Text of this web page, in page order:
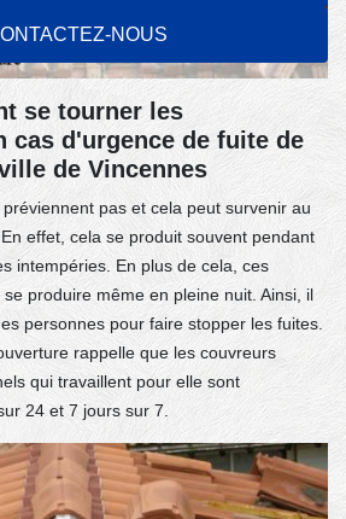
NOUS
se tourner les
cas d'urgence de fuite de
de Vincennes
pas et cela peut survenir au
effet, cela se produit souvent pendant
intempéries. En plus de cela, ces
produire même en pleine nuit. Ainsi, il
personnes pour faire stopper les fuites.
rappelle que les couvreurs
qui travaillent pour elle sont
24 et 7 jours sur 7.